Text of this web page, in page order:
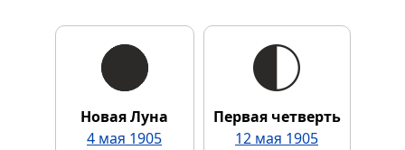
Новая Луна
4 мая 1905
Первая четверть
12 мая 1905